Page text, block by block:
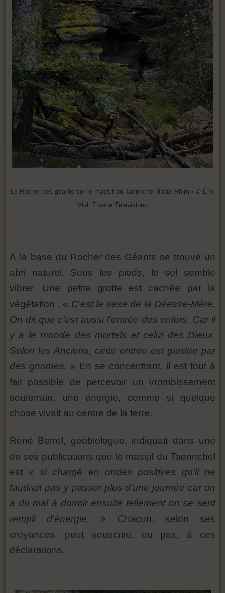
Le Rocher des géants sur le massif du Taennchel (Haut-Rhin) • © Éric
Vial, France Télévisions
À la base du Rocher des Géants se trouve un
abri naturel. Sous les pieds, le sol semble
vibrer. Une petite grotte est cachée par la
végétation : « C’est le sexe de la Déesse-Mère.
On dit que c’est aussi l’entrée des enfers. Car il
y a le monde des mortels et celui des Dieux.
Selon les Anciens, cette entrée est gardée par
des gnomes. » En se concentrant, il est tout à
fait possible de percevoir un vrombissement
souterrain, une énergie, comme si quelque
chose vivait au centre de la terre.
René Berrel, géobiologue, indiquait dans une
de ses publications que le massif du Taennchel
est « si chargé en ondes positives qu'il ne
faudrait pas y passer plus d'une journée car on
a du mal à dormir ensuite tellement on se sent
rempli d'énergie. » Chacun, selon ses
croyances, peut souscrire, ou pas, à ces
déclarations.